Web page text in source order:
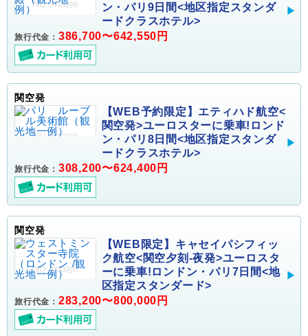
ン・パリ9日間<地区指定スタンダ
ードクラスホテル>
旅行代金： 386,700〜642,550円
関空発
【WEB予約限定】エティハド航空<
関空発>ユーロスターに乗車!ロンド
ン・パリ8日間<地区指定スタンダ
ードクラスホテル>
旅行代金： 308,200〜624,400円
関空発
【WEB限定】キャセイパシフィッ
ク航空<関空夕刻-夜発>ユーロスタ
ーに乗車!ロンドン・パリ7日間<地
区指定スタンダード>
旅行代金： 283,200〜800,000円